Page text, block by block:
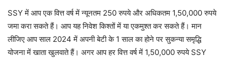
SSY में आप एक वित्त वर्ष में न्यूनतम 250 रुपये और अधिकतम 1,50,000 रुपये
जमा करा सकते हैं। आप यह निवेश किश्तों में या एकमुश्त कर सकते हैं। मान
लीजिए आप साल 2024 में अपनी बेटी के 1 साल का होने पर सुकन्या समृद्धि
योजना में खाता खुलवाते हैं। अगर आप हर वित्त वर्ष में 1,50,000 रुपये SSY